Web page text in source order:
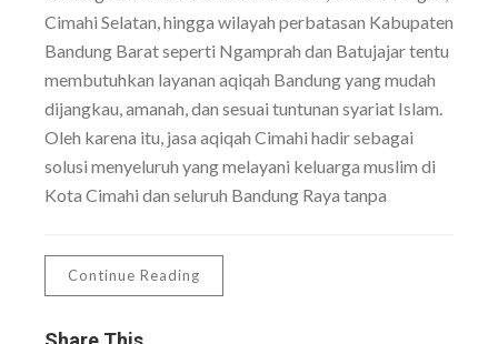
Cimahi Selatan, hingga wilayah perbatasan Kabupaten
Bandung Barat seperti Ngamprah dan Batujajar tentu
membutuhkan layanan aqiqah Bandung yang mudah
dijangkau, amanah, dan sesuai tuntunan syariat Islam.
Oleh karena itu, jasa aqiqah Cimahi hadir sebagai
solusi menyeluruh yang melayani keluarga muslim di
Kota Cimahi dan seluruh Bandung Raya tanpa
Continue Reading